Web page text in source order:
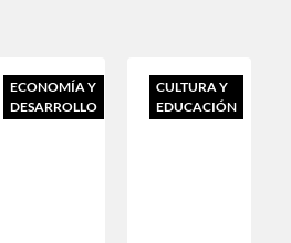
ECONOMÍA Y
DESARROLLO
CULTURA Y
EDUCACIÓN